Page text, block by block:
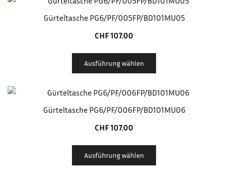
Gürteltasche PG6/PF/005FP/BD101MU05
CHF107.00
Ausführung wählen
Gürteltasche PG6/PF/006FP/BD101MU06
CHF107.00
Ausführung wählen